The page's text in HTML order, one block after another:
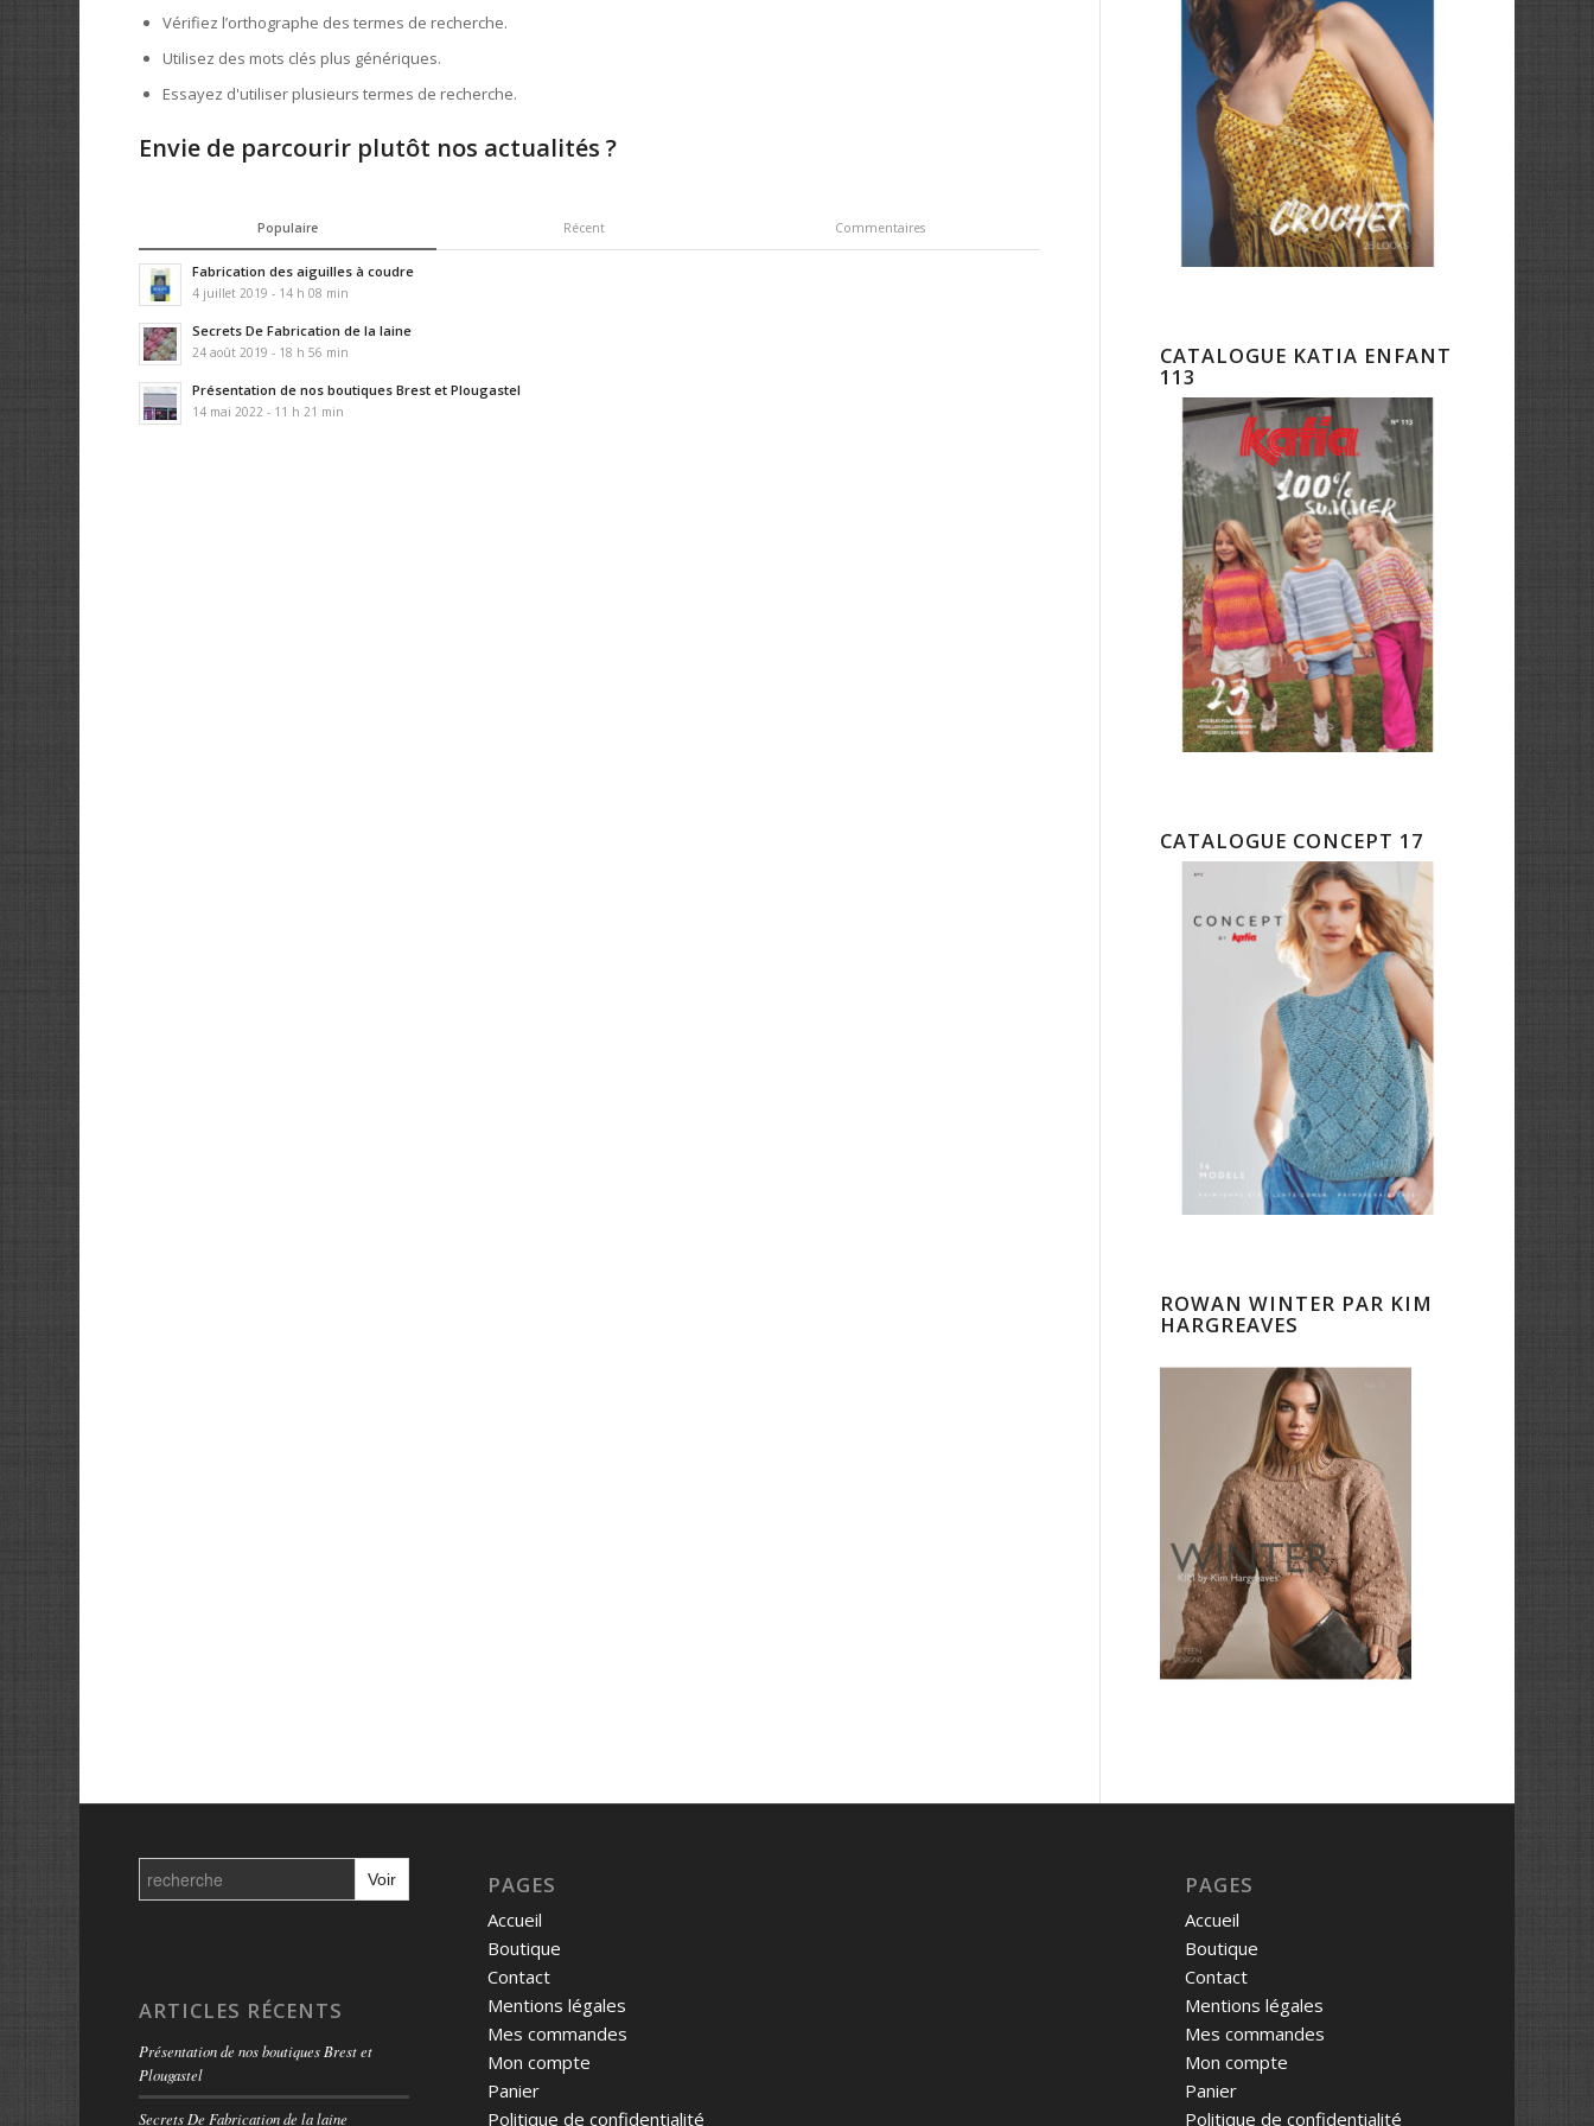
Vérifiez l’orthographe des termes de recherche.
Utilisez des mots clés plus génériques.
Essayez d'utiliser plusieurs termes de recherche.
Envie de parcourir plutôt nos actualités ?
Populaire Récent Commentaires
Fabrication des aiguilles à coudre
4 juillet 2019 - 14 h 08 min
Secrets De Fabrication de la laine
24 août 2019 - 18 h 56 min
Présentation de nos boutiques Brest et Plougastel
14 mai 2022 - 11 h 21 min
CATALOGUE KATIA ENFANT
113
CATALOGUE CONCEPT 17
ROWAN WINTER PAR KIM
HARGREAVES
Search
for:
ARTICLES RÉCENTS
Présentation de nos boutiques Brest et
Plougastel
Secrets De Fabrication de la laine
PAGES
Accueil
Boutique
Contact
Mentions légales
Mes commandes
Mon compte
Panier
Politique de confidentialité
PAGES
Accueil
Boutique
Contact
Mentions légales
Mes commandes
Mon compte
Panier
Politique de confidentialité